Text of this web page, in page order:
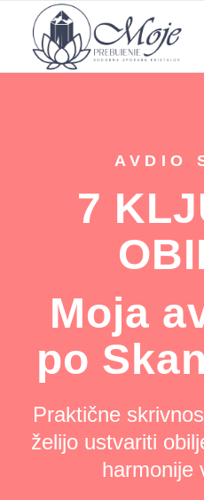
AVDIO
7
Moja
po
Praktične
želijo ustvariti
harmonije